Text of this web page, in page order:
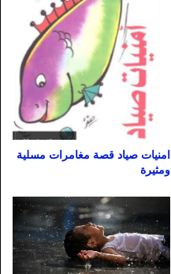
امنيات صياد قصة مغامرات مسلية
ومثيرة